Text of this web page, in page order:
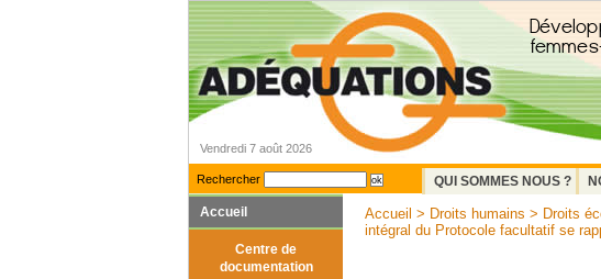
Vendredi 7 août 2026
Rechercher QUI SOMMES NOUS ?
Accueil
Centre de
documentation
Accueil > Droits humains > Droits
intégral du Protocole facultatif se